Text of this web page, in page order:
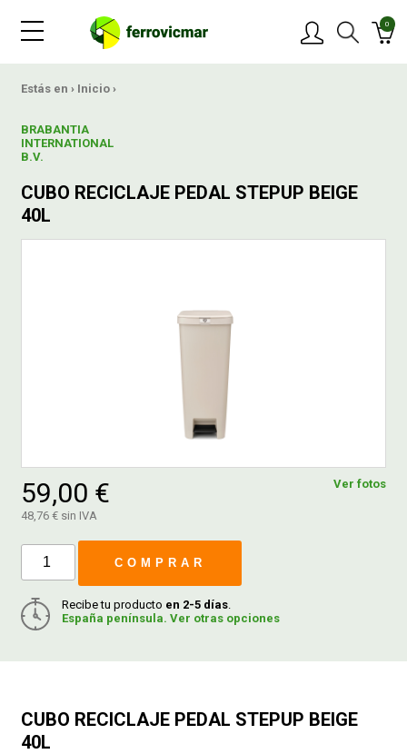
0
Estás en › Inicio ›
BRABANTIA
INTERNATIONAL
B.V.
CUBO RECICLAJE PEDAL STEPUP BEIGE
40L
Ver fotos
59,00 €
48,76 € sin IVA
COMPRAR
Recibe tu producto en 2-5 días.
España península. Ver otras opciones
CUBO RECICLAJE PEDAL STEPUP BEIGE
40L
OFERTAS
CONTACTAR
CATÁLOGOS